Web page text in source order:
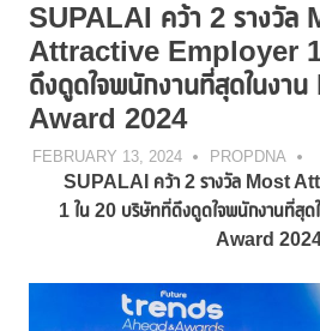
SUPALAI คว้า 2 รางวัล
Attractive Employer 1
ดึงดูดใจพนักงานที่สุดในง
Award 2024
FEBRUARY 13, 2024 PROPDNA
SUPALAI คว้า 2 รางวัล Most
1 ใน 20 บริษัทที่ดึงดูดใจพนักงานที่สุ
Award